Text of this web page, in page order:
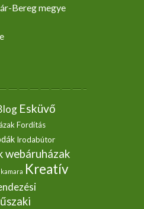
Bereg megye
Esküvő
Fordítás
Irodabútor
webáruházak
Kreatív